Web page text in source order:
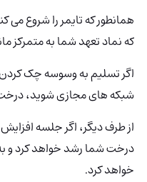
همانطور که تایمر را شروع
که نماد تعهد شما به متمرکز
اگر تسلیم به وسوسه چک
شبکه های مجازی شوید،
از طرف دیگر، اگر جلسه افزایش
درخت شما رشد خواهد کرد و
خواهد کرد.